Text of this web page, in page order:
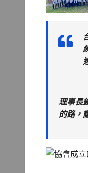
理事長
的路，